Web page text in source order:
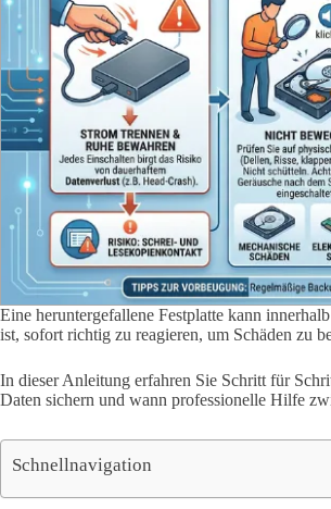
Eine heruntergefallene Festplatte kann
ist, sofort richtig zu reagieren, um Schäden zu
In dieser Anleitung erfahren Sie Schritt für
Daten sichern und wann professionelle Hilfe
Schnellnavigation